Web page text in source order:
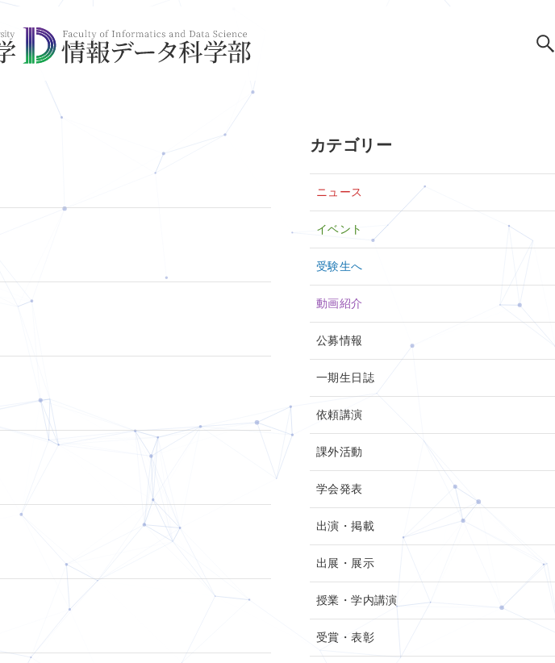
カテゴリー
ニュース
イベント
受験生へ
動画紹介
公募情報
一期生日誌
依頼講演
課外活動
学会発表
出演・掲載
出展・展示
授業・学内講演
受賞・表彰